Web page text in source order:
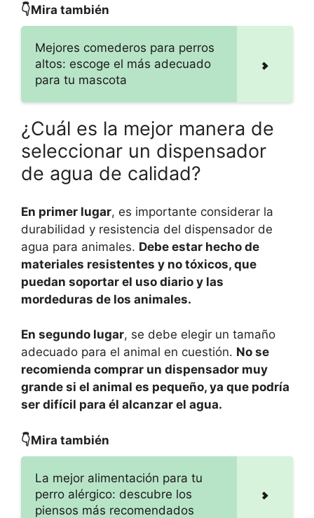
👇Mira también
Mejores comederos para perros
altos: escoge el más adecuado
para tu mascota
¿Cuál es la mejor manera de
seleccionar un dispensador
de agua de calidad?
En primer lugar, es importante considerar la
durabilidad y resistencia del dispensador de
agua para animales. Debe estar hecho de
materiales resistentes y no tóxicos, que
puedan soportar el uso diario y las
mordeduras de los animales.
En segundo lugar, se debe elegir un tamaño
adecuado para el animal en cuestión. No se
recomienda comprar un dispensador muy
grande si el animal es pequeño, ya que podría
ser difícil para él alcanzar el agua.
👇Mira también
La mejor alimentación para tu
perro alérgico: descubre los
piensos más recomendados